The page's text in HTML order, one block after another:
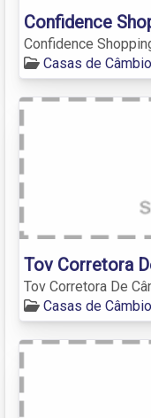
Confidence
Confidence
Casas de
Tov Corretora
Tov Corretora De
Casas de